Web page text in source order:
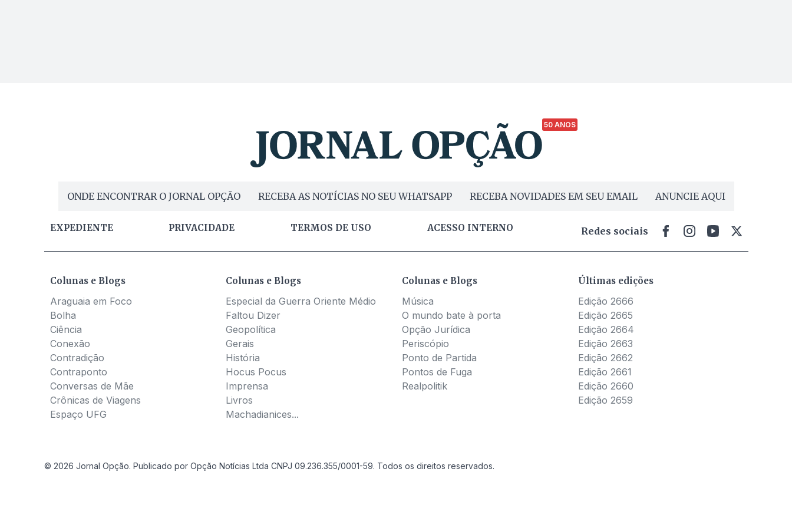
50 ANOS
ONDE ENCONTRAR O JORNAL OPÇÃO RECEBA AS NOTÍCIAS NO SEU WHATSAPP RECEBA NOVIDADES EM SEU EMAIL ANUNCIE AQUI
EXPEDIENTE PRIVACIDADE TERMOS DE USO ACESSO INTERNO Redes sociais
Colunas e Blogs
Araguaia em Foco
Bolha
Ciência
Conexão
Contradição
Contraponto
Conversas de Mãe
Crônicas de Viagens
Espaço UFG
Colunas e Blogs
Especial da Guerra Oriente Médio
Faltou Dizer
Geopolítica
Gerais
História
Hocus Pocus
Imprensa
Livros
Machadianices...
Colunas e Blogs
Música
O mundo bate à porta
Opção Jurídica
Periscópio
Ponto de Partida
Pontos de Fuga
Realpolitik
Últimas edições
Edição 2666
Edição 2665
Edição 2664
Edição 2663
Edição 2662
Edição 2661
Edição 2660
Edição 2659
© 2026 Jornal Opção. Publicado por Opção Notícias Ltda CNPJ 09.236.355/0001-59. Todos os direitos reservados.